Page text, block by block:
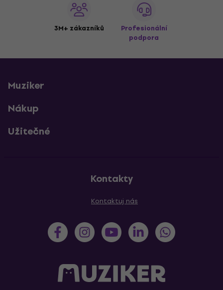
3M+ zákazníků
Profesionální
podpora
Muziker
Nákup
Užitečné
Kontakty
Kontaktuj nás